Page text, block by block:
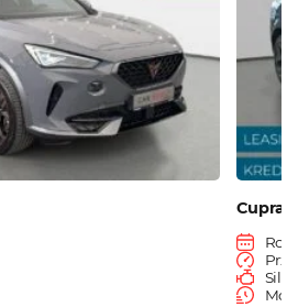
Cupra
Rok